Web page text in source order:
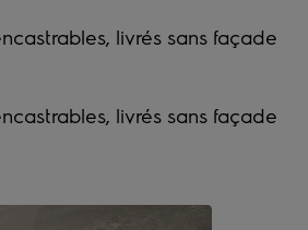
livrés sans façade
livrés sans façade